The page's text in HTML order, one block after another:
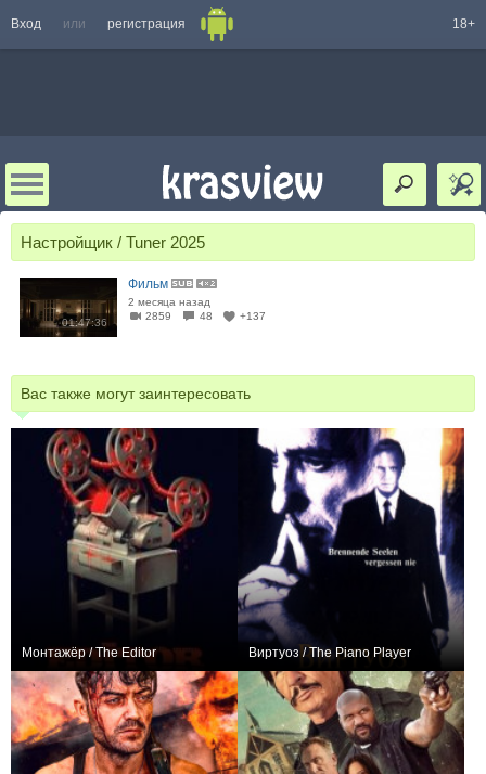
Вход или регистрация 18+
Настройщик / Tuner 2025
01:47:36
Фильм
2 месяца назад
2859
48 +137
Вас также могут заинтересовать
Монтажёр / The Editor Виртуоз / The Piano Player